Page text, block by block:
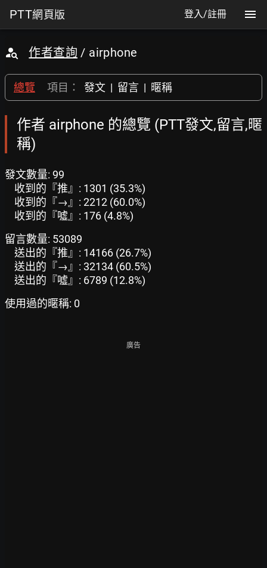
PTT網頁版 登入/註冊
作者查詢 / airphone
總覽 項目： 發文 | 留言 | 暱稱
作者 airphone 的總覽 (PTT發文,留言,暱
稱)
發文數量: 99
收到的『推』: 1301 (35.3%)
收到的『→』: 2212 (60.0%)
收到的『噓』: 176 (4.8%)
留言數量: 53089
送出的『推』: 14166 (26.7%)
送出的『→』: 32134 (60.5%)
送出的『噓』: 6789 (12.8%)
使用過的暱稱: 0
廣告